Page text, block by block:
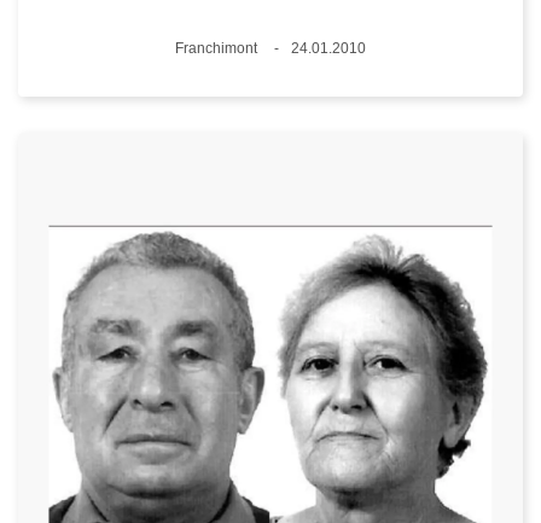
Standort
Franchimont
24.01.2010